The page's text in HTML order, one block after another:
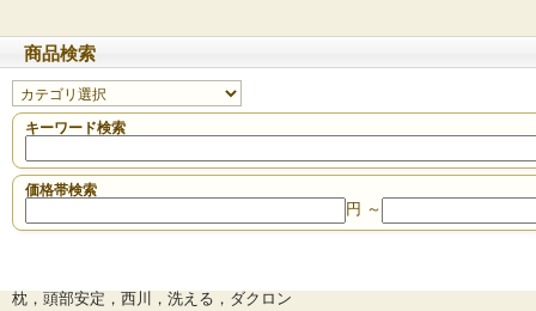
商品検索
キーワード検索
価格帯検索
円 ～
枕，頭部安定，西川，洗える，ダクロン